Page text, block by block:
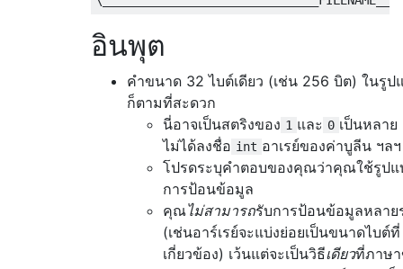
อินพุต
คำขนาด 32 ไบต์เดียว (เช่น 256 บิต) ในรูป
ก็ตามที่สะดวก
นี่อาจเป็นสตริงของ 1 และ 0 เป็นหลา
ไม่ได้ลงชื่อ int อาเรย์ของค่าบูลีน ฯลฯ
โปรดระบุคำตอบของคุณว่าคุณใช้รูปแ
การป้อนข้อมูล
คุณไม่สามารถรับการป้อนข้อมูลหลาย
(เช่นอาร์เรย์จะแบ่งย่อยเป็นขนาดไบต์ที่
เกี่ยวข้อง) เว้นแต่จะเป็นวิธีเดียวที่ภาษ